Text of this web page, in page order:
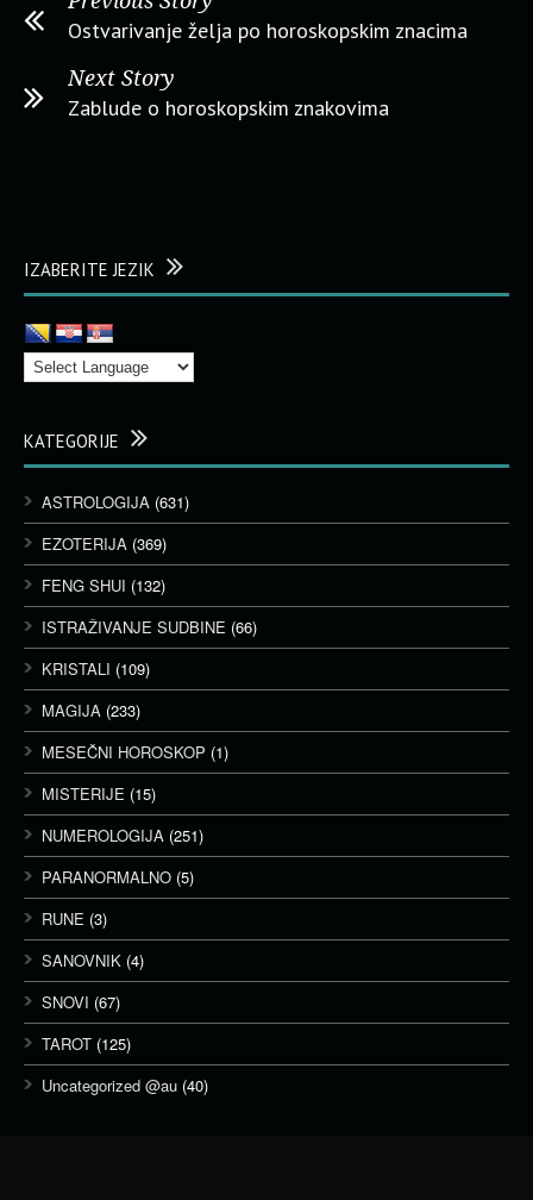
Ostvarivanje želja po horoskopskim znacima
Next Story
Zablude o horoskopskim znakovima
IZABERITE JEZIK
KATEGORIJE
ASTROLOGIJA (631)
EZOTERIJA (369)
FENG SHUI (132)
ISTRAŽIVANJE SUDBINE (66)
KRISTALI (109)
MAGIJA (233)
MESEČNI HOROSKOP (1)
MISTERIJE (15)
NUMEROLOGIJA (251)
PARANORMALNO (5)
RUNE (3)
SANOVNIK (4)
SNOVI (67)
TAROT (125)
Uncategorized @au (40)